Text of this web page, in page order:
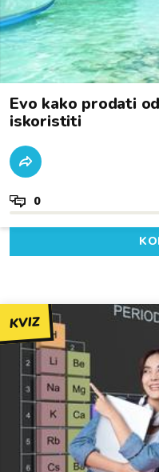
Evo kako prodati
iskoristiti
0
KVIZ